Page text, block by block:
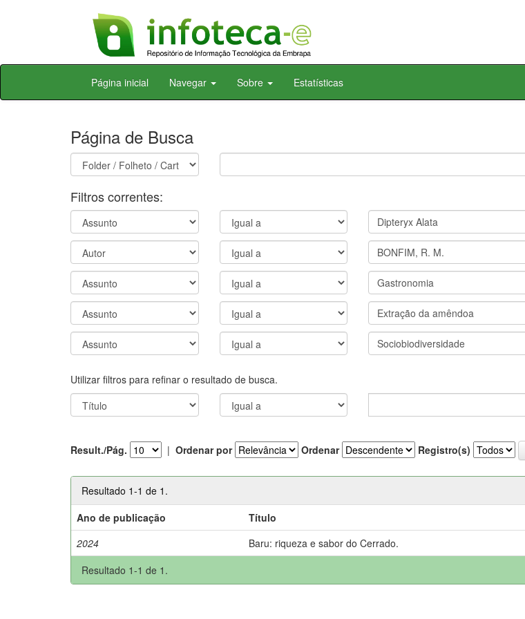
Skip
Página inicial Navegar Sobre Estatísticas
Página de Busca
Filtros correntes:
Utilizar filtros para refinar o resultado de busca.
Result./Pág. | Ordenar por Ordenar Registro(s)
Resultado 1-1 de 1.
Ano de publicação
Título
2024
Baru: riqueza e sabor do Cerrado.
Resultado 1-1 de 1.